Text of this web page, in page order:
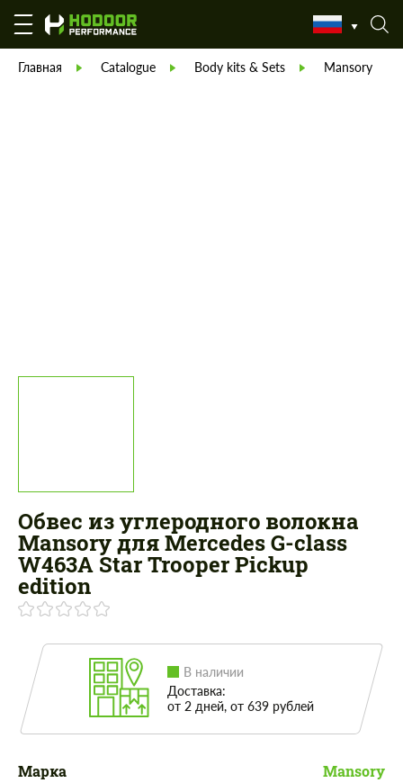
Главная Catalogue Body kits & Sets Mansory
Обвес из углеродного волокна
Mansory для Mercedes G-class
W463A Star Trooper Pickup
edition
В наличии
Доставка:
от 2 дней, от 639 рублей
Марка Mansory